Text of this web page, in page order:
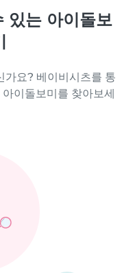
있는 아이돌보
가요? 베이비시츠를 통
이돌보미를 찾아보세